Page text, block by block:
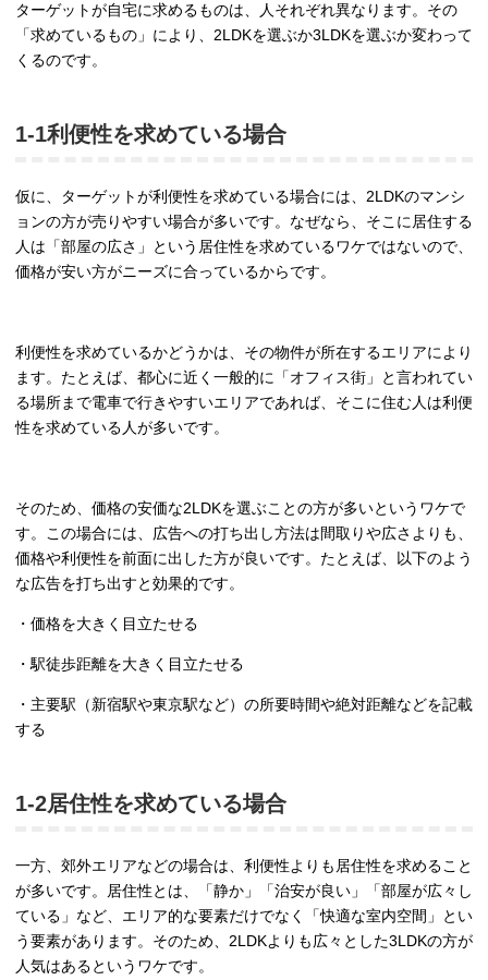
ターゲットが自宅に求めるものは、人それぞれ異なります。その
「求めているもの」により、2LDKを選ぶか3LDKを選ぶか変わって
くるのです。
1-1利便性を求めている場合
仮に、ターゲットが利便性を求めている場合には、2LDKのマンシ
ョンの方が売りやすい場合が多いです。なぜなら、そこに居住する
人は「部屋の広さ」という居住性を求めているワケではないので、
価格が安い方がニーズに合っているからです。
利便性を求めているかどうかは、その物件が所在するエリアにより
ます。たとえば、都心に近く一般的に「オフィス街」と言われてい
る場所まで電車で行きやすいエリアであれば、そこに住む人は利便
性を求めている人が多いです。
そのため、価格の安価な2LDKを選ぶことの方が多いというワケで
す。この場合には、広告への打ち出し方法は間取りや広さよりも、
価格や利便性を前面に出した方が良いです。たとえば、以下のよう
な広告を打ち出すと効果的です。
・価格を大きく目立たせる
・駅徒歩距離を大きく目立たせる
・主要駅（新宿駅や東京駅など）の所要時間や絶対距離などを記載
する
1-2居住性を求めている場合
一方、郊外エリアなどの場合は、利便性よりも居住性を求めること
が多いです。居住性とは、「静か」「治安が良い」「部屋が広々し
ている」など、エリア的な要素だけでなく「快適な室内空間」とい
う要素があります。そのため、2LDKよりも広々とした3LDKの方が
人気はあるというワケです。